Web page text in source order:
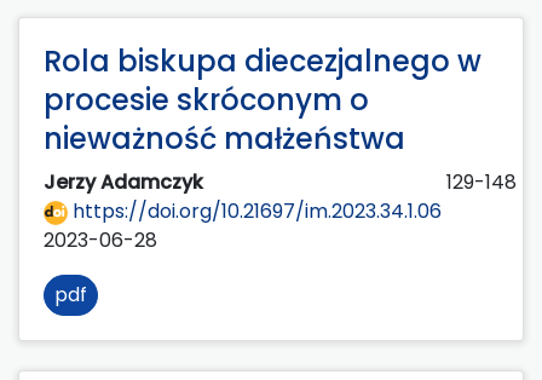
Rola biskupa diecezjalnego w
procesie skróconym o
nieważność małżeństwa
Jerzy Adamczyk
129-148
https://doi.org/10.21697/im.2023.34.1.06
2023-06-28
pdf